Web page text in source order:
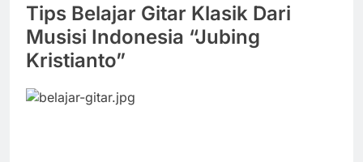
Tips Belajar Gitar Klasik Dari
Musisi Indonesia “Jubing
Kristianto”